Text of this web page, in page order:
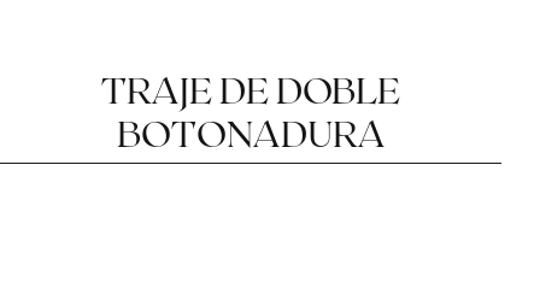
TRAJE DE DOBLE
BOTONADURA